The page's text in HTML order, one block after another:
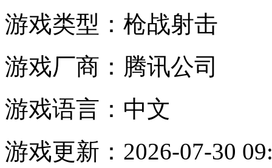
游戏类型： 枪战射击
游戏厂商： 腾讯公司
游戏语言： 中文
游戏更新： 2026-07-30